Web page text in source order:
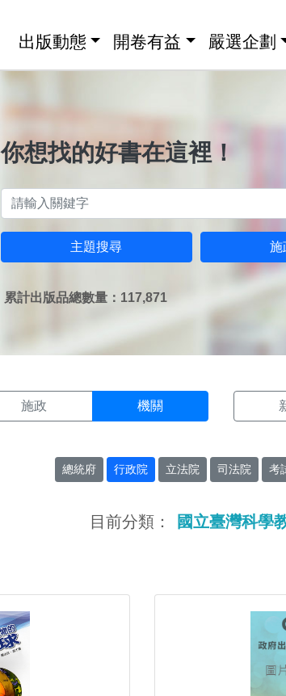
出版動態 開卷有益 嚴選企劃
你想找的好書在這裡！
主題搜尋 施
累計出版品總數量：117,871
施政 機關
總統府 行政院 立法院 司法院 考
目前分類： 國立臺灣科學